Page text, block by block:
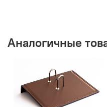
Аналогичные